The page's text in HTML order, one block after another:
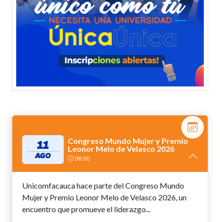
11
AGO
Congreso Mundo Mujer y Premio
Leonor Melo de Velasco 2026
08:00
Unicomfacauca hace parte del Congreso Mundo
Mujer y Premio Leonor Melo de Velasco 2026, un
encuentro que promueve el liderazgo...